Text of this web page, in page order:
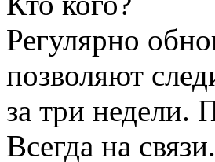
Регулярно
позволяют
за три недели.
Всегда на связи.